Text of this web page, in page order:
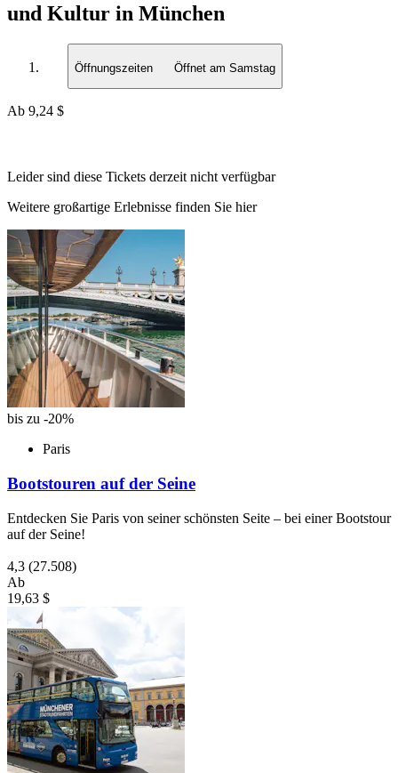
und Kultur in München
Öffnungszeiten Öffnet am Samstag
Ab 9,24 $
Leider sind diese Tickets derzeit nicht verfügbar
Weitere großartige Erlebnisse finden Sie hier
bis zu -20%
Paris
Bootstouren auf der Seine
Entdecken Sie Paris von seiner schönsten Seite – bei einer Bootstour
auf der Seine!
4,3 (27.508)
Ab
19,63 $